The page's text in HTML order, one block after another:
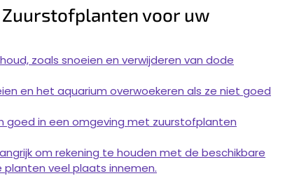
Zuurstofplanten voor uw
zoals snoeien en verwijderen van dode
en het aquarium overwoekeren als ze niet goed
goed in een omgeving met zuurstofplanten
om rekening te houden met de beschikbare
veel plaats innemen.